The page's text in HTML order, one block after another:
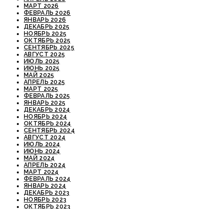
МАРТ 2026
ФЕВРАЛЬ 2026
ЯНВАРЬ 2026
ДЕКАБРЬ 2025
НОЯБРЬ 2025
ОКТЯБРЬ 2025
СЕНТЯБРЬ 2025
АВГУСТ 2025
ИЮЛЬ 2025
ИЮНЬ 2025
МАЙ 2025
АПРЕЛЬ 2025
МАРТ 2025
ФЕВРАЛЬ 2025
ЯНВАРЬ 2025
ДЕКАБРЬ 2024
НОЯБРЬ 2024
ОКТЯБРЬ 2024
СЕНТЯБРЬ 2024
АВГУСТ 2024
ИЮЛЬ 2024
ИЮНЬ 2024
МАЙ 2024
АПРЕЛЬ 2024
МАРТ 2024
ФЕВРАЛЬ 2024
ЯНВАРЬ 2024
ДЕКАБРЬ 2023
НОЯБРЬ 2023
ОКТЯБРЬ 2023